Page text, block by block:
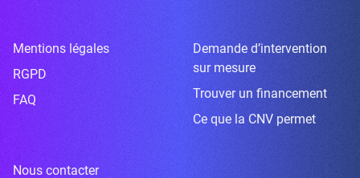
Mentions légales
RGPD
FAQ
Demande d’intervention
sur mesure
Trouver un financement
Ce que la CNV permet
Nous contacter